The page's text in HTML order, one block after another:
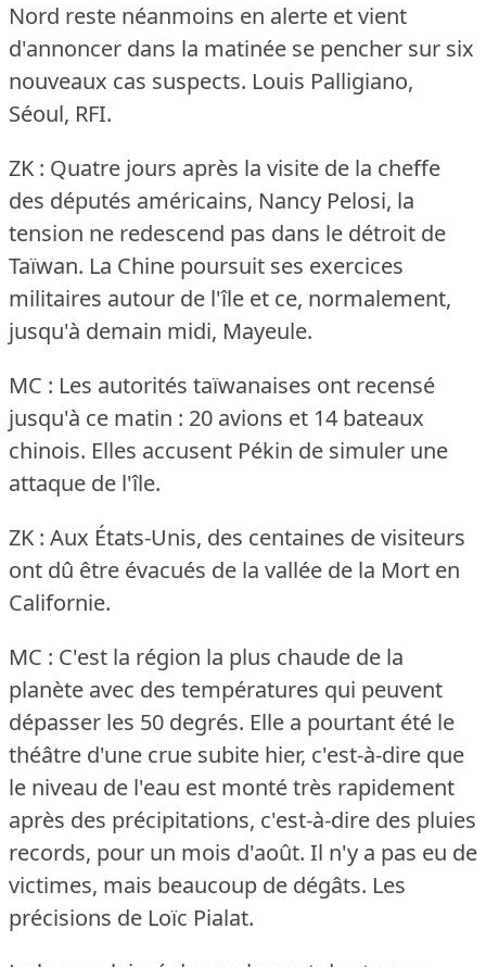
Nord reste néanmoins en alerte et vient
d'annoncer dans la matinée se pencher sur six
nouveaux cas suspects. Louis Palligiano,
Séoul, RFI.
ZK : Quatre jours après la visite de la cheffe
des députés américains, Nancy Pelosi, la
tension ne redescend pas dans le détroit de
Taïwan. La Chine poursuit ses exercices
militaires autour de l'île et ce, normalement,
jusqu'à demain midi, Mayeule.
MC : Les autorités taïwanaises ont recensé
jusqu'à ce matin : 20 avions et 14 bateaux
chinois. Elles accusent Pékin de simuler une
attaque de l'île.
ZK : Aux États-Unis, des centaines de visiteurs
ont dû être évacués de la vallée de la Mort en
Californie.
MC : C'est la région la plus chaude de la
planète avec des températures qui peuvent
dépasser les 50 degrés. Elle a pourtant été le
théâtre d'une crue subite hier, c'est-à-dire que
le niveau de l'eau est monté très rapidement
après des précipitations, c'est-à-dire des pluies
records, pour un mois d'août. Il n'y a pas eu de
victimes, mais beaucoup de dégâts. Les
précisions de Loïc Pialat.